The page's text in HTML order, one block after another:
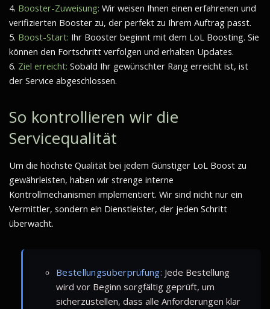
4. Booster-Zuweisung: Wir weisen Ihnen einen erfahrenen und
verifizierten Booster zu, der perfekt zu Ihrem Auftrag passt.
5. Boost-Start: Ihr Booster beginnt mit dem LoL Boosting. Sie
können den Fortschritt verfolgen und erhalten Updates.
6. Ziel erreicht: Sobald Ihr gewünschter Rang erreicht ist, ist
der Service abgeschlossen.
So kontrollieren wir die
Servicequalität
Um die höchste Qualität bei jedem Günstiger LoL Boost zu
gewährleisten, haben wir strenge interne
Kontrollmechanismen implementiert. Wir sind nicht nur ein
Vermittler, sondern ein Dienstleister, der jeden Schritt
überwacht.
Bestellungsüberprüfung: Jede Bestellung
wird vor Beginn sorgfältig geprüft, um
sicherzustellen, dass alle Anforderungen klar